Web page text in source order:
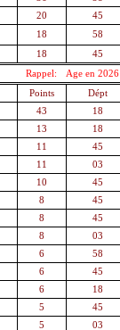
20 45
18 58
18 45
Rappel:
Age en 2026
Points Dépt
43 18
13 18
11 45
11 03
10 45
8 45
8 45
8 03
6 58
6 45
6 18
5 45
5 03